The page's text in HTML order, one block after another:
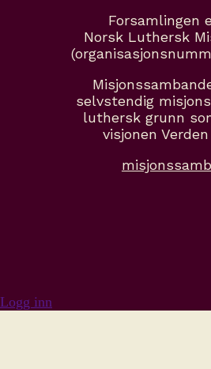
Forsamlingen
Norsk Luthersk
selvstendig
luthersk grunn
visjonen
Logg inn